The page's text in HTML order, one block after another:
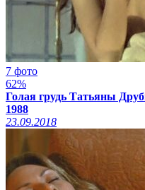
7 фото
62%
Голая грудь Татьяны
1988
23.09.2018